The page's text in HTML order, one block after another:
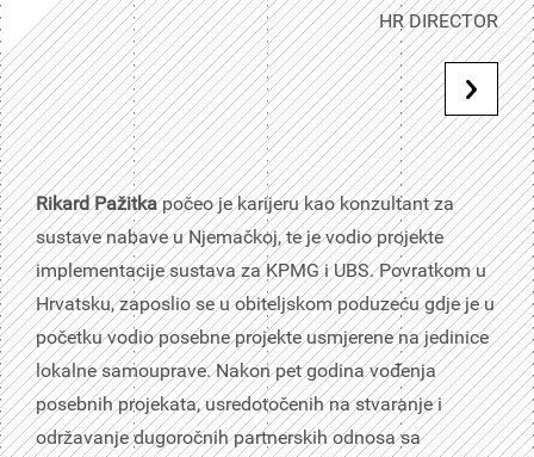
HR DIRECTOR
Rikard Pažitkapočeo je karijeru kao konzultant za
sustave nabave u Njemačkoj, te je vodio projekte
implementacije sustava za KPMG i UBS. Povratkom u
Hrvatsku, zaposlio se u obiteljskom poduzeću gdje je u
početku vodio posebne projekte usmjerene na jedinice
lokalne samouprave. Nakon pet godina vođenja
posebnih projekata, usredotočenih na stvaranje i
održavanje dugoročnih partnerskih odnosa sa